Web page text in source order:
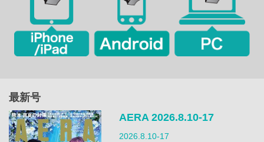
最新号
AERA 2026.8.10-17
2026.8.10-17